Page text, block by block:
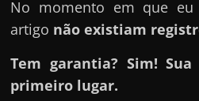
No momento em que eu
artigo não existiam
Tem garantia? Sim!
primeiro lugar.